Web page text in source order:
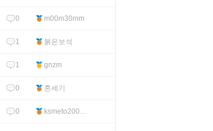
0 m00m30mm
1 붉은보석
1 gnzm
0 혼세기
0
ksmeto2000